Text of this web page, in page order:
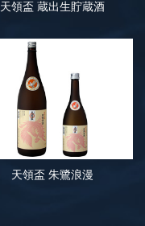
天領盃 蔵出生貯蔵酒
天領盃 朱鷺浪漫